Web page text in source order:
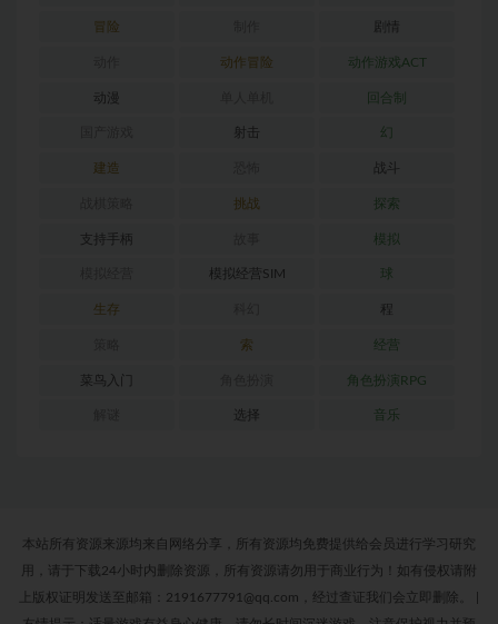
冒险 剧情
动作冒险 动作游戏ACT
动漫 回合制
射击 幻
建造 战斗
挑战 探索
支持手柄 模拟
模拟经营SIM 球
生存 程
索 经营
菜鸟入门 角色扮演RPG
选择 音乐
本站所有资源来源均来自网络分享，所有资源均免费提供给会员进行学习研究
用，请于下载24小时内删除资源，所有资源请勿用于商业行为！如有侵权请附
上版权证明发送至邮箱：2191677791@qq.com，经过查证我们会立即删除。